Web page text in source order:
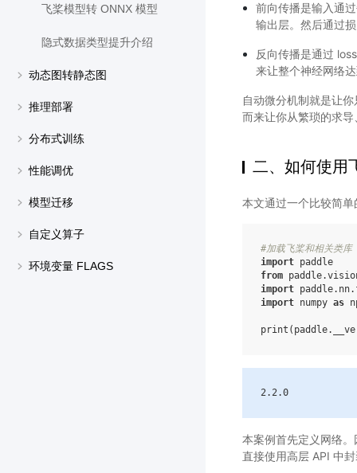
飞桨模型转 ONNX 模型
隐式数据类型提升介绍
动态图转静态图
推理部署
分布式训练
性能调优
模型迁移
自定义算子
环境变量 FLAGS
前向传播是输入通
输出层。然后通过
反向传播是通过
来让整个神经网络
自动微分机制就是让
而来让你从繁琐的求
二、如何使用
本文通过一个比较简
#加载飞桨和相关类库
import paddle
from
import
import numpy as
print ( paddle.
2.2.0
本案例首先定义网络
直接使用高层 API 中